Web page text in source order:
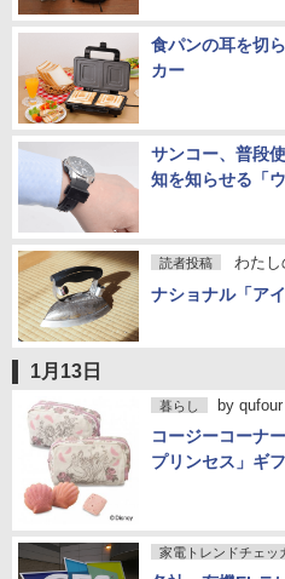
食パンの耳を切
カー
サンコー、普段
知を知らせる「
読者投稿 わたし
ナショナル「アイ
1月13日
暮らし by
コージーコーナ
プリンセス」ギ
家電トレンドチェッ